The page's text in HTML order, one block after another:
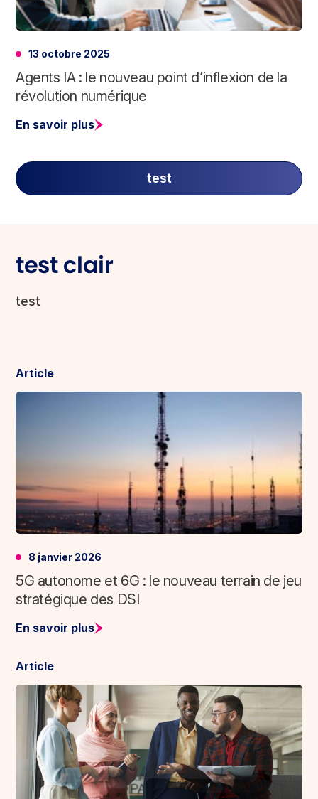
13 octobre 2025
Agents IA : le nouveau point d’inflexion de la
révolution numérique
En savoir plus
test
test clair
test
Article
8 janvier 2026
5G autonome et 6G : le nouveau terrain de jeu
stratégique des DSI
En savoir plus
Article